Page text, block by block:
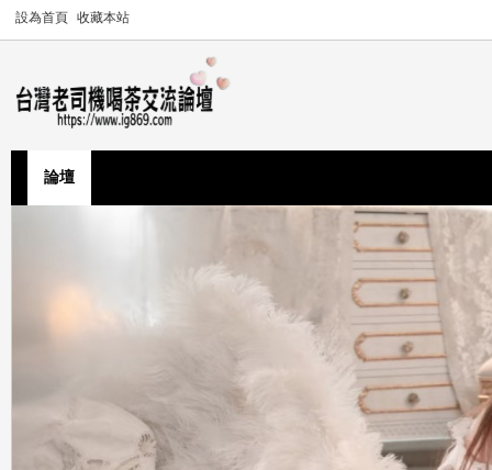
設為首頁 收藏本站
論壇